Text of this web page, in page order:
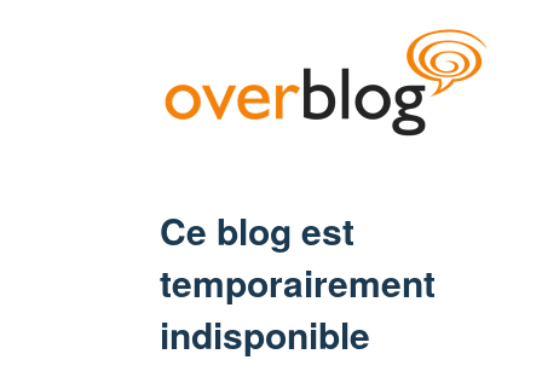
Ce blog est
temporairement
indisponible